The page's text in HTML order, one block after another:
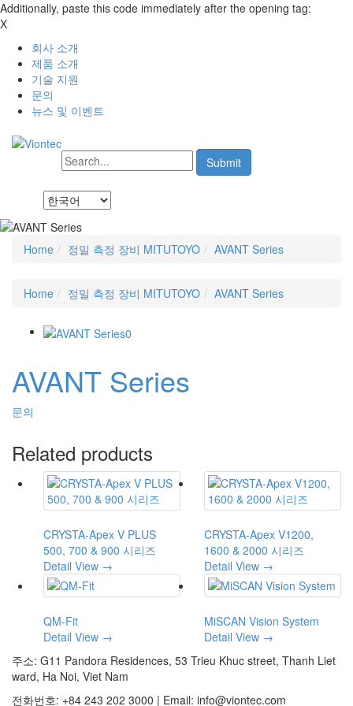
Additionally, paste this code immediately after the opening tag:
X
회사 소개
제품 소개
기술 지원
문의
뉴스 및 이벤트
Home 정밀 측정 장비 MITUTOYO AVANT Series
Home 정밀 측정 장비 MITUTOYO AVANT Series
AVANT Series
문의
Related products
CRYSTA-Apex V PLUS
500, 700 & 900 시리즈
Detail View →
CRYSTA-Apex V1200,
1600 & 2000 시리즈
Detail View →
QM-Fit
Detail View →
MiSCAN Vision System
Detail View →
주소: G11 Pandora Residences, 53 Trieu Khuc street, Thanh Liet
ward, Ha Noi, Viet Nam
전화번호: +84 243 202 3000 | Email: info@viontec.com